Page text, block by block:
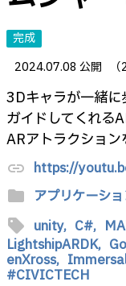
完成
2024.07.08 公開
3Dキャラが一緒に
ガイドしてくれる
ARアトラクション
link https://
folder アプリケーシ
sell unity, C#,
LightshipARDK,
enXross,
#CIVICTECH